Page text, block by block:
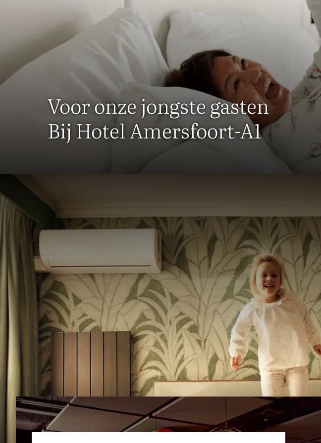
Voor onze jongste gasten
Bij Hotel Amersfoort-A1
Een familiedag vol
ONBEZORGD
Op zoek naar een kindvriendelijk restaurant
Bij Van der Valk Hotel Amersfoort-A1
chefs live de lekkerste gerechten bereiden
op het springkussen en in onze speciaal
ontspannen